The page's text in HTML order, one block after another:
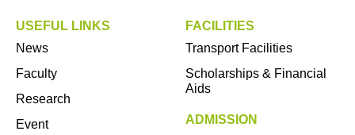
USEFUL LINKS
News
Faculty
Research
Event
FACILITIES
Transport Facilities
Scholarships & Financial
Aids
ADMISSION